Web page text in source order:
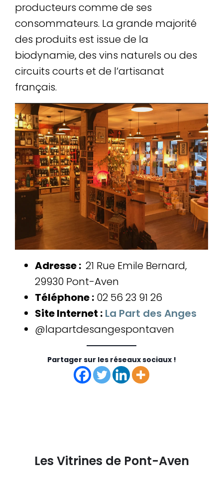
producteurs comme de ses
consommateurs. La grande majorité
des produits est issue de la
biodynamie, des vins naturels ou des
circuits courts et de l’artisanat
français.
Adresse : 21 Rue Emile Bernard,
29930 Pont-Aven
Téléphone : 02 56 23 91 26
Site Internet : La Part des Anges
@lapartdesangespontaven
Partager sur les réseaux sociaux !
Les Vitrines de Pont-Aven